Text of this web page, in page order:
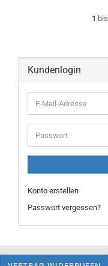
1 bis
Kundenlogin
E-
Mail-
Adresse
Passwort
Konto erstellen
Passwort vergessen?